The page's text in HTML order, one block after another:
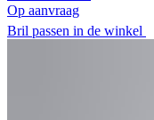
Op aanvraag
Bril passen in de winkel